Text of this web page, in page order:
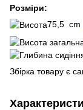
Розміри:
75,5 cm
Збірка товару є